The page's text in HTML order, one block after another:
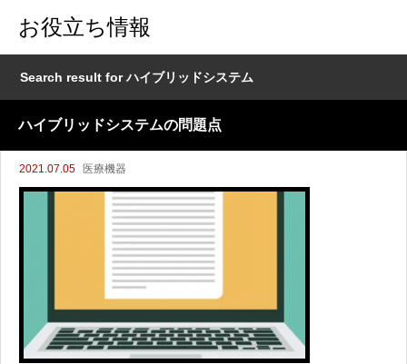
お役立ち情報
Search result for ハイブリッドシステム
ハイブリッドシステムの問題点
2021.07.05 医療機器